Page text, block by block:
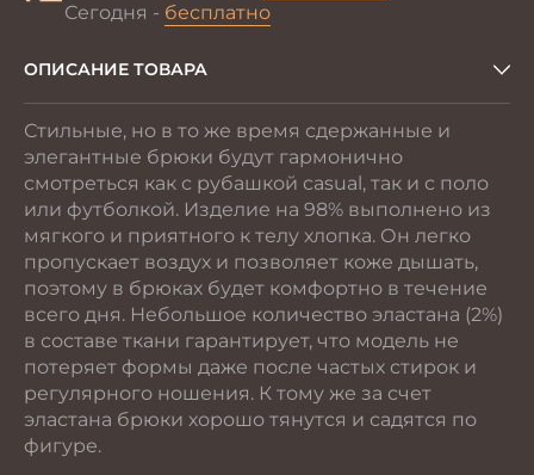
Сегодня - бесплатно
ОПИСАНИЕ ТОВАРА
Стильные, но в то же время сдержанные и
элегантные брюки будут гармонично
смотреться как с рубашкой casual, так и с поло
или футболкой. Изделие на 98% выполнено из
мягкого и приятного к телу хлопка. Он легко
пропускает воздух и позволяет коже дышать,
поэтому в брюках будет комфортно в течение
всего дня. Небольшое количество эластана (2%)
в составе ткани гарантирует, что модель не
потеряет формы даже после частых стирок и
регулярного ношения. К тому же за счет
эластана брюки хорошо тянутся и садятся по
фигуре.